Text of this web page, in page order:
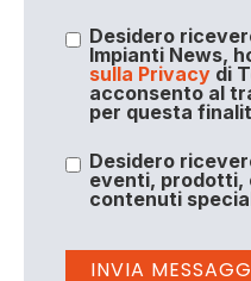
Desidero
Impianti News,
sulla Privacydi
acconsento al
per questa
Desidero
eventi, prodotti,
contenuti